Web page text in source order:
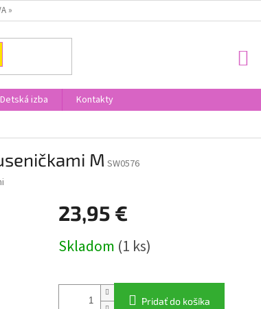
»
Detská izba
Kontakty
M SW0576
23,95 €
cena:
Skladom (1 ks)
Pridať do košíka